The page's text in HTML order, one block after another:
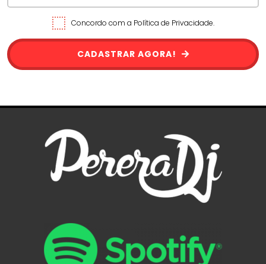
Concordo com a Política de Privacidade.
CADASTRAR AGORA!